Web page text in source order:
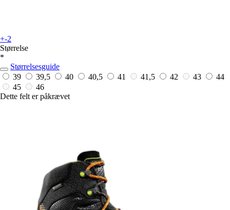
+-2
Størrelse
*
Størrelsesguide
39
39,5 40 40,5 41 41,5 42 43
44
45
46
Dette felt er påkrævet